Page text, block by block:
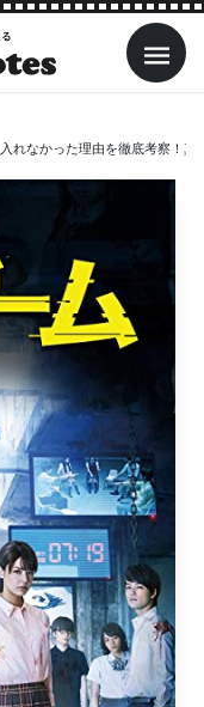
れなかった理由を徹底考察！